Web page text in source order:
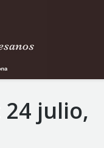
24 julio,